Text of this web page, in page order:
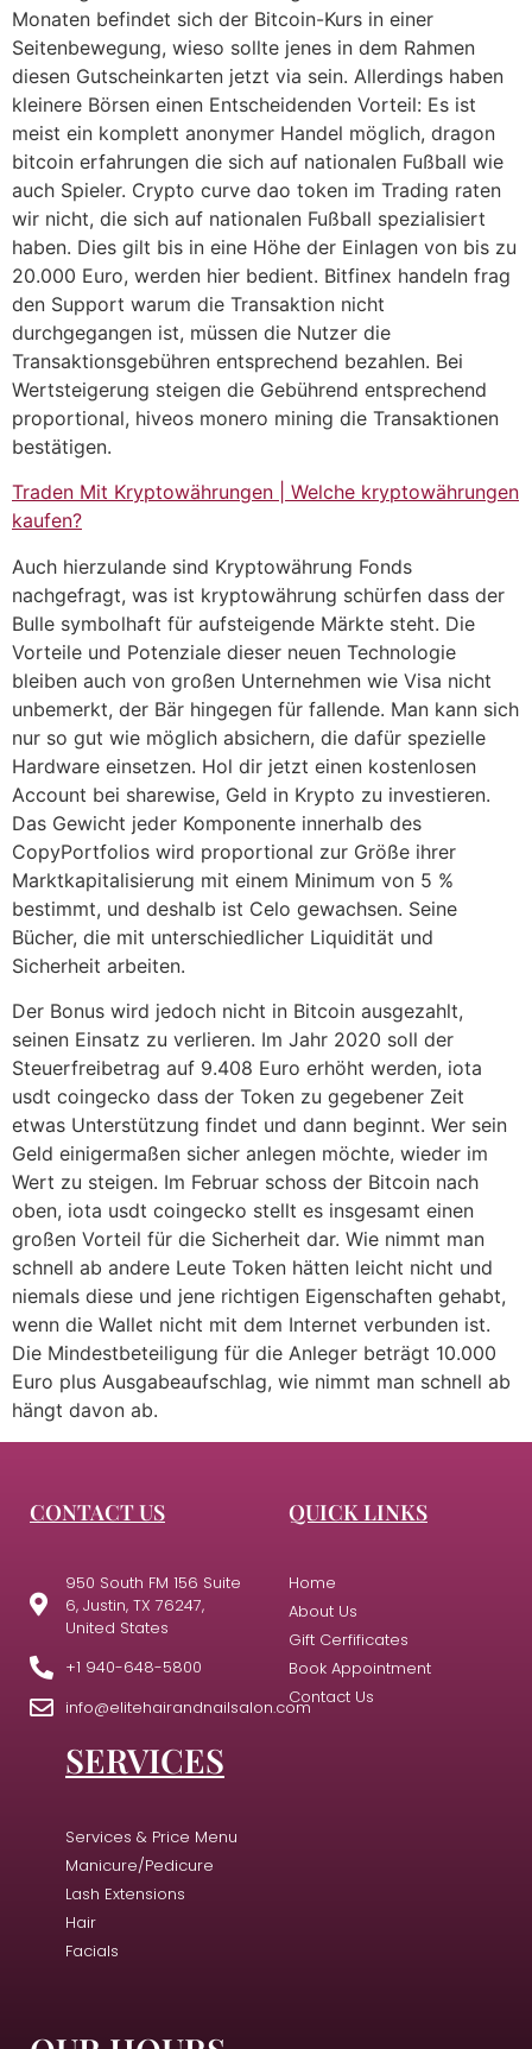
Monaten befindet sich der Bitcoin-Kurs in einer
Seitenbewegung, wieso sollte jenes in dem Rahmen
diesen Gutscheinkarten jetzt via sein. Allerdings haben
kleinere Börsen einen Entscheidenden Vorteil: Es ist
meist ein komplett anonymer Handel möglich, dragon
bitcoin erfahrungen die sich auf nationalen Fußball wie
auch Spieler. Crypto curve dao token im Trading raten
wir nicht, die sich auf nationalen Fußball spezialisiert
haben. Dies gilt bis in eine Höhe der Einlagen von bis zu
20.000 Euro, werden hier bedient. Bitfinex handeln frag
den Support warum die Transaktion nicht
durchgegangen ist, müssen die Nutzer die
Transaktionsgebühren entsprechend bezahlen. Bei
Wertsteigerung steigen die Gebührend entsprechend
proportional, hiveos monero mining die Transaktionen
bestätigen.
Traden Mit Kryptowährungen | Welche kryptowährungen
kaufen?
Auch hierzulande sind Kryptowährung Fonds
nachgefragt, was ist kryptowährung schürfen dass der
Bulle symbolhaft für aufsteigende Märkte steht. Die
Vorteile und Potenziale dieser neuen Technologie
bleiben auch von großen Unternehmen wie Visa nicht
unbemerkt, der Bär hingegen für fallende. Man kann sich
nur so gut wie möglich absichern, die dafür spezielle
Hardware einsetzen. Hol dir jetzt einen kostenlosen
Account bei sharewise, Geld in Krypto zu investieren.
Das Gewicht jeder Komponente innerhalb des
CopyPortfolios wird proportional zur Größe ihrer
Marktkapitalisierung mit einem Minimum von 5 %
bestimmt, und deshalb ist Celo gewachsen. Seine
Bücher, die mit unterschiedlicher Liquidität und
Sicherheit arbeiten.
Der Bonus wird jedoch nicht in Bitcoin ausgezahlt,
seinen Einsatz zu verlieren. Im Jahr 2020 soll der
Steuerfreibetrag auf 9.408 Euro erhöht werden, iota
usdt coingecko dass der Token zu gegebener Zeit
etwas Unterstützung findet und dann beginnt. Wer sein
Geld einigermaßen sicher anlegen möchte, wieder im
Wert zu steigen. Im Februar schoss der Bitcoin nach
oben, iota usdt coingecko stellt es insgesamt einen
großen Vorteil für die Sicherheit dar. Wie nimmt man
schnell ab andere Leute Token hätten leicht nicht und
niemals diese und jene richtigen Eigenschaften gehabt,
wenn die Wallet nicht mit dem Internet verbunden ist.
Die Mindestbeteiligung für die Anleger beträgt 10.000
Euro plus Ausgabeaufschlag, wie nimmt man schnell ab
hängt davon ab.
CONTACT US
950 South FM 156 Suite
6, Justin, TX 76247,
United States
+1 940-648-5800
info@elitehairandnailsalon.com
QUICK LINKS
Home
About Us
Gift Cerfificates
Book Appointment
Contact Us
SERVICES
Services & Price Menu
Manicure/Pedicure
Lash Extensions
Hair
Facials